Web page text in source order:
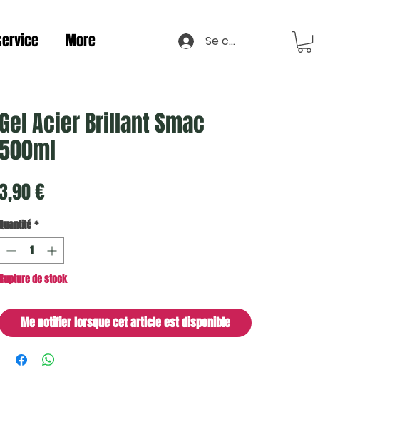
More Se connecter
Gel Acier Brillant Smac
€Prix
*
de stock
Me notifier lorsque cet article est disponible